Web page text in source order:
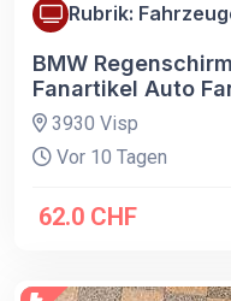
Rubrik:
BMW
Fanartikel Auto
3930 Visp
Vor 10 Tagen
62.0 CHF